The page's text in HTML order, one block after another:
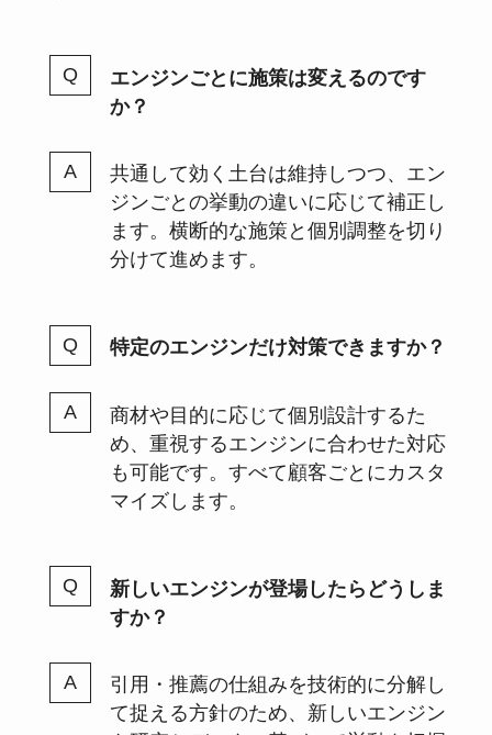
エンジンごとに施策は変えるのです
か？
共通して効く土台は維持しつつ、エン
ジンごとの挙動の違いに応じて補正し
ます。横断的な施策と個別調整を切り
分けて進めます。
特定のエンジンだけ対策できますか？
商材や目的に応じて個別設計するた
め、重視するエンジンに合わせた対応
も可能です。すべて顧客ごとにカスタ
マイズします。
新しいエンジンが登場したらどうしま
すか？
引用・推薦の仕組みを技術的に分解し
て捉える方針のため、新しいエンジン